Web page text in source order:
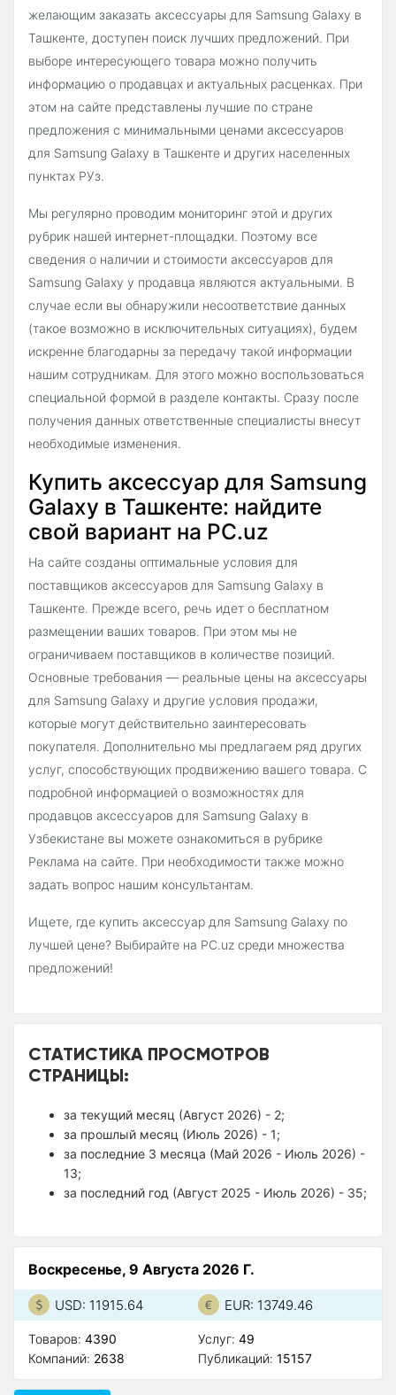
желающим заказать аксессуары для Samsung Galaxy в
Ташкенте, доступен поиск лучших предложений. При
выборе интересующего товара можно получить
информацию о продавцах и актуальных расценках. При
этом на сайте представлены лучшие по стране
предложения с минимальными ценами аксессуаров
для Samsung Galaxy в Ташкенте и других населенных
пунктах РУз.
Мы регулярно проводим мониторинг этой и других
рубрик нашей интернет-площадки. Поэтому все
сведения о наличии и стоимости аксессуаров для
Samsung Galaxy у продавца являются актуальными. В
случае если вы обнаружили несоответствие данных
(такое возможно в исключительных ситуациях), будем
искренне благодарны за передачу такой информации
нашим сотрудникам. Для этого можно воспользоваться
специальной формой в разделе контакты. Сразу после
получения данных ответственные специалисты внесут
необходимые изменения.
Купить аксессуар для Samsung
Galaxy в Ташкенте: найдите
свой вариант на PC.uz
На сайте созданы оптимальные условия для
поставщиков аксессуаров для Samsung Galaxy в
Ташкенте. Прежде всего, речь идет о бесплатном
размещении ваших товаров. При этом мы не
ограничиваем поставщиков в количестве позиций.
Основные требования — реальные цены на аксессуары
для Samsung Galaxy и другие условия продажи,
которые могут действительно заинтересовать
покупателя. Дополнительно мы предлагаем ряд других
услуг, способствующих продвижению вашего товара. С
подробной информацией о возможностях для
продавцов аксессуаров для Samsung Galaxy в
Узбекистане вы можете ознакомиться в рубрике
Реклама на сайте. При необходимости также можно
задать вопрос нашим консультантам.
Ищете, где купить аксессуар для Samsung Galaxy по
лучшей цене? Выбирайте на PC.uz среди множества
предложений!
СТАТИСТИКА ПРОСМОТРОВ
СТРАНИЦЫ:
за текущий месяц (Август 2026) - 2;
за прошлый месяц (Июль 2026) - 1;
за последние 3 месяца (Май 2026 - Июль 2026) -
13;
за последний год (Август 2025 - Июль 2026) - 35;
Воскресенье, 9 Августа 2026 Г.
USD: 11915.64 EUR: 13749.46
Товаров: 4390
Компаний: 2638
Услуг: 49
Публикаций: 15157